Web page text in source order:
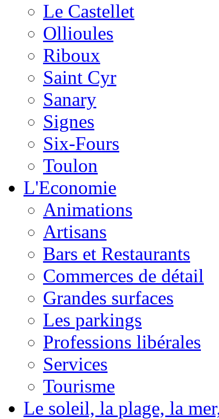
Le Castellet
Ollioules
Riboux
Saint Cyr
Sanary
Signes
Six-Fours
Toulon
L'Economie
Animations
Artisans
Bars et Restaurants
Commerces de détail
Grandes surfaces
Les parkings
Professions libérales
Services
Tourisme
Le soleil, la plage, la